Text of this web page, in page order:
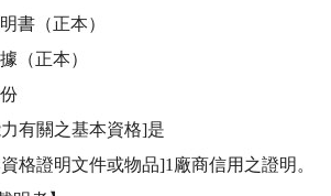
書（正本）
（正本）
有關之基本資格]是
格證明文件或物品]1廠商信用之證明。